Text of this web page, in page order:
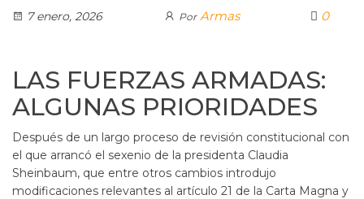
7 enero, 2026
Por Armas 0
LAS FUERZAS ARMADAS:
ALGUNAS PRIORIDADES
Después de un largo proceso de revisión constitucional con
el que arrancó el sexenio de la presidenta Claudia
Sheinbaum, que entre otros cambios introdujo
modificaciones relevantes al artículo 21 de la Carta Magna y